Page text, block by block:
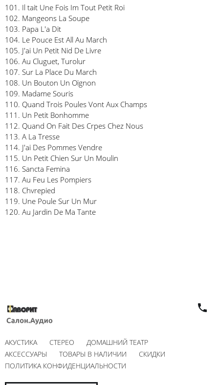
101. Il tait Une Fois Im Tout Petit Roi
102. Mangeons La Soupe
103. Papa L'a Dit
104. Le Pouce Est All Au March
105. J'ai Un Petit Nid De Livre
106. Au Cluguet, Turolur
107. Sur La Place Du March
108. Un Bouton Un Oignon
109. Madame Souris
110. Quand Trois Poules Vont Aux Champs
111. Un Petit Bonhomme
112. Quand On Fait Des Crpes Chez Nous
113. A La Tresse
114. J'ai Des Pommes Vendre
115. Un Petit Chien Sur Un Moulin
116. Sancta Femina
117. Au Feu Les Pompiers
118. Chvrepied
119. Une Poule Sur Un Mur
120. Au Jardin De Ma Tante
АКУСТИКА СТЕРЕО
ДОМАШНИЙ ТЕАТР
АКСЕССУАРЫ
ТОВАРЫ В НАЛИЧИИ
СКИДКИ
ПОЛИТИКА КОНФИДЕНЦИАЛЬНОСТИ